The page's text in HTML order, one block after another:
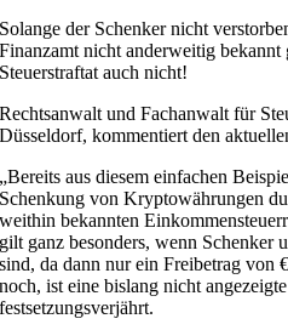
Solange der Schenker nicht
Finanzamt nicht anderweitig bekannt
Steuerstraftat auch nicht!
Rechtsanwalt und Fachanwalt für
Düsseldorf, kommentiert den
„Bereits aus diesem einfachen
Schenkung von Kryptowährungen
weithin bekannten
gilt ganz besonders, wenn Schenker
sind, da dann nur ein Freibetrag von
noch, ist eine bislang nicht
festsetzungsverjährt.